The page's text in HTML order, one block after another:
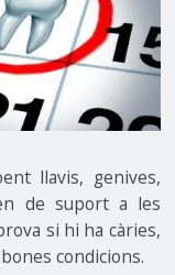
llavis, genives,
de suport a les
si hi ha càries,
condicions.